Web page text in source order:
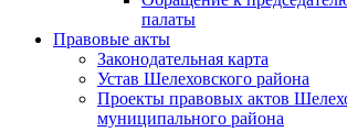
палаты
Правовые акты
Законодательная карта
Устав Шелеховского района
Проекты правовых актов
муниципального района